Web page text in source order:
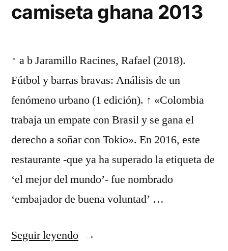
camiseta ghana 2013
↑ a b Jaramillo Racines, Rafael (2018).
Fútbol y barras bravas: Análisis de un
fenómeno urbano (1 edición). ↑ «Colombia
trabaja un empate con Brasil y se gana el
derecho a soñar con Tokio». En 2016, este
restaurante -que ya ha superado la etiqueta de
‘el mejor del mundo’- fue nombrado
‘embajador de buena voluntad’ …
Seguir leyendo«camiseta